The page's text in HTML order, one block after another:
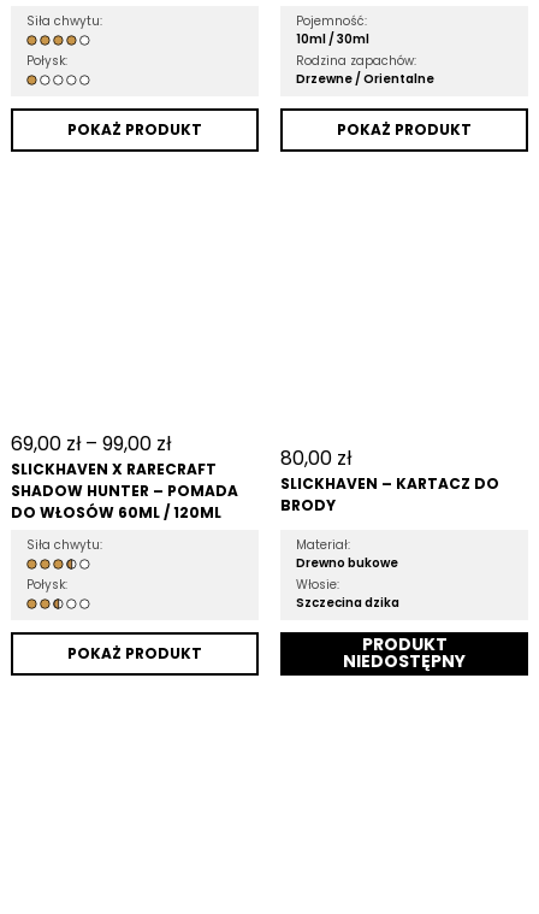
Siła chwytu:
Połysk:
POKAŻ PRODUKT
Pojemność:
10ml /30ml
Rodzina zapachów:
Drzewne /Orientalne
POKAŻ PRODUKT
69,00 zł– 99,00 zł
SLICKHAVEN X RARECRAFT
SHADOW HUNTER – POMADA
DO WŁOSÓW 60ML / 120ML
Siła chwytu:
Połysk:
POKAŻ PRODUKT
80,00 zł
SLICKHAVEN – KARTACZ DO
BRODY
Materiał:
Drewno bukowe
Włosie:
Szczecina dzika
DODAJ DO KOSZYKA